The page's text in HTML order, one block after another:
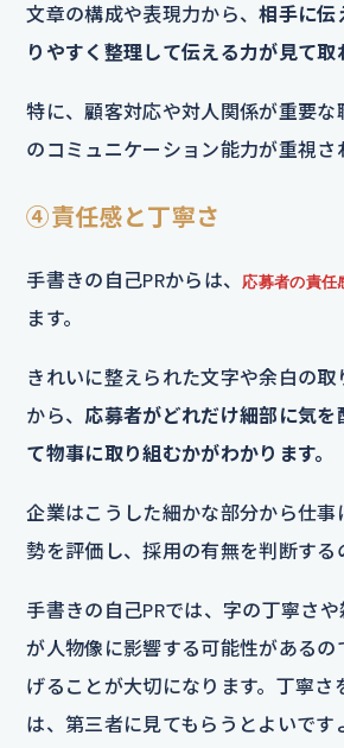
文章の構成や表現力から、相手に伝
りやすく整理して伝える力が見て取
特に、顧客対応や対人関係が重要な
のコミュニケーション能力が重視さ
④責任感と丁寧さ
手書きの自己PRからは、 応募者の責任
ます。
きれいに整えられた文字や余白の
から、 応募者がどれだけ細部に気を
て物事に取り組むかがわかります。
企業はこうした細かな部分から仕事
勢を評価し、採用の有無を判断する
手書きの自己PRでは、字の丁寧さ
が人物像に影響する可能性があるの
げることが大切になります。丁寧さ
は、第三者に見てもらうとよいです